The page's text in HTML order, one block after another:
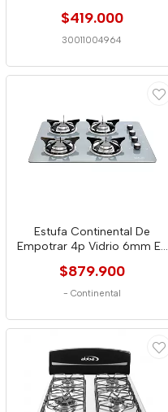
$419.000
30011004964
Estufa Continental De
Empotrar 4p Vidrio 6mm Ee
$879.900
- Continental